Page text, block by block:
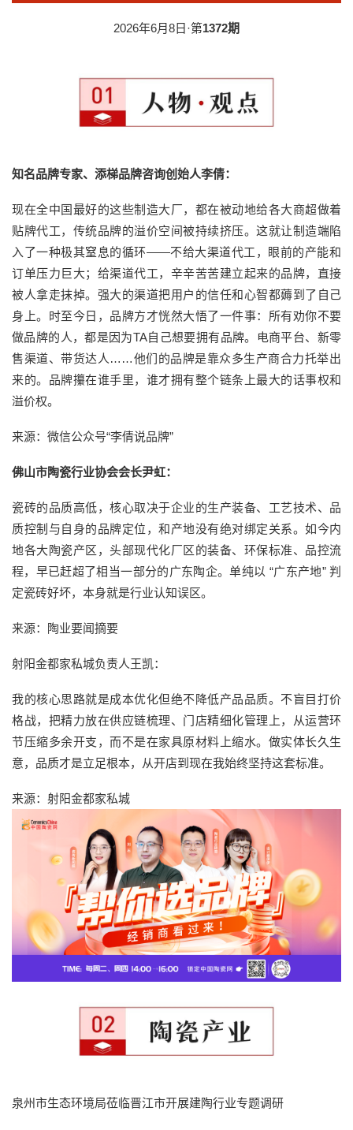
2026年6月8日·第1372期
知名品牌专家、添梯品牌咨询创始人李倩：
现在全中国最好的这些制造大厂，都在被动地给各大商超做着
贴牌代工，传统品牌的溢价空间被持续挤压。这就让制造端陷
入了一种极其窒息的循环——不给大渠道代工，眼前的产能和
订单压力巨大；给渠道代工，辛辛苦苦建立起来的品牌，直接
被人拿走抹掉。强大的渠道把用户的信任和心智都薅到了自己
身上。时至今日，品牌方才恍然大悟了一件事：所有劝你不要
做品牌的人，都是因为TA自己想要拥有品牌。电商平台、新零
售渠道、带货达人……他们的品牌是靠众多生产商合力托举出
来的。品牌攥在谁手里，谁才拥有整个链条上最大的话事权和
溢价权。
来源：微信公众号“李倩说品牌”
佛山市陶瓷行业协会会长尹虹：
瓷砖的品质高低，核心取决于企业的生产装备、工艺技术、品
质控制与自身的品牌定位，和产地没有绝对绑定关系。如今内
地各大陶瓷产区，头部现代化厂区的装备、环保标准、品控流
程，早已赶超了相当一部分的广东陶企。单纯以 “广东产地” 判
定瓷砖好坏，本身就是行业认知误区。
来源：陶业要闻摘要
射阳金都家私城负责人王凯：
我的核心思路就是成本优化但绝不降低产品品质。不盲目打价
格战，把精力放在供应链梳理、门店精细化管理上，从运营环
节压缩多余开支，而不是在家具原材料上缩水。做实体长久生
意，品质才是立足根本，从开店到现在我始终坚持这套标准。
来源：射阳金都家私城
泉州市生态环境局莅临晋江市开展建陶行业专题调研